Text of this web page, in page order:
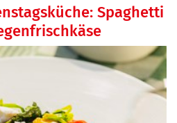
Spaghetti